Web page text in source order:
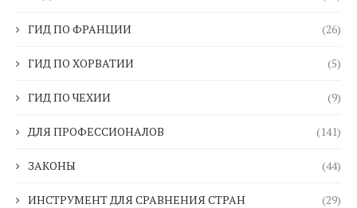
ГИД ПО ФРАНЦИИ (26)
ГИД ПО ХОРВАТИИ (5)
ГИД ПО ЧЕХИИ (9)
ДЛЯ ПРОФЕССИОНАЛОВ (141)
ЗАКОНЫ (44)
ИНСТРУМЕНТ ДЛЯ СРАВНЕНИЯ СТРАН (29)